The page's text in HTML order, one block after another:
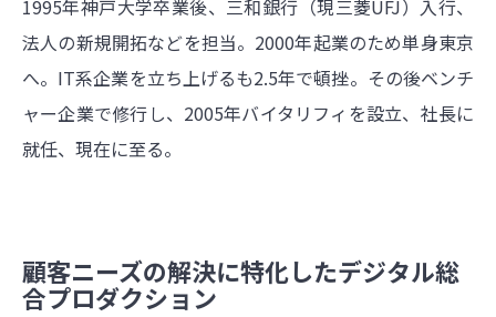
1995年神戸大学卒業後、三和銀行（現三菱UFJ）入行、
法人の新規開拓などを担当。2000年起業のため単身東京
へ。IT系企業を立ち上げるも2.5年で頓挫。その後ベンチ
ャー企業で修行し、2005年バイタリフィを設立、社長に
就任、現在に至る。
顧客ニーズの解決に特化したデジタル総
合プロダクション